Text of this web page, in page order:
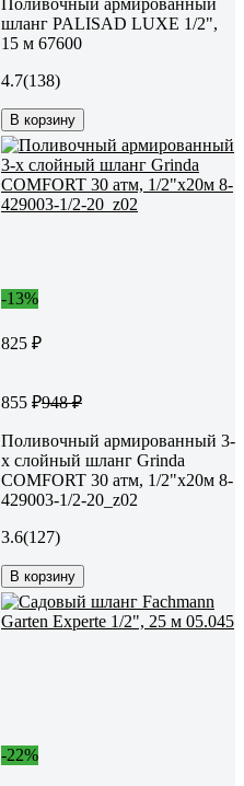
шланг PALISAD LUXE 1/2",
15 м 67600
4.7(138)
В корзину
-13%
825 ₽
855 ₽948 ₽
Поливочный армированный 3-
х слойный шланг Grinda
COMFORT 30 атм, 1/2"х20м 8-
429003-1/2-20_z02
3.6(127)
В корзину
-22%